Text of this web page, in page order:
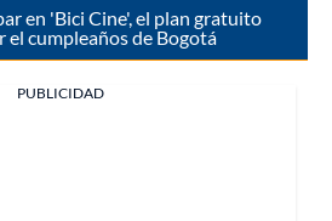
en 'Bici Cine', el plan gratuito
el cumpleaños de Bogotá
PUBLICIDAD